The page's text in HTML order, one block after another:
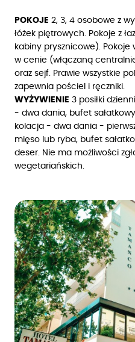
POKOJE 2, 3, 4 osobowe z
łóżek piętrowych. Pokoje z
kabiny prysznicowe).
w cenie (włączaną
oraz sejf. Prawie wszystkie
zapewnia pościel i ręczniki.
WYŻYWIENIE 3 posiłki
- dwa dania, bufet
kolacja - dwa dania -
mięso lub ryba, bufet
deser. Nie ma możliwości
wegetariańskich.